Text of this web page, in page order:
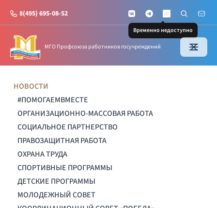
8(495) 695-08-52 VKontakteTelegramMAX
Временно недоступно
Поиск по
Почта
МГО Профсоюза работников госучреждений
НОВОСТИ
#ПОМОГАЕМВМЕСТЕ
ОРГАНИЗАЦИОННО-МАССОВАЯ РАБОТА
СОЦИАЛЬНОЕ ПАРТНЕРСТВО
ПРАВОЗАЩИТНАЯ РАБОТА
ОХРАНА ТРУДА
СПОРТИВНЫЕ ПРОГРАММЫ
ДЕТСКИЕ ПРОГРАММЫ
МОЛОДЕЖНЫЙ СОВЕТ